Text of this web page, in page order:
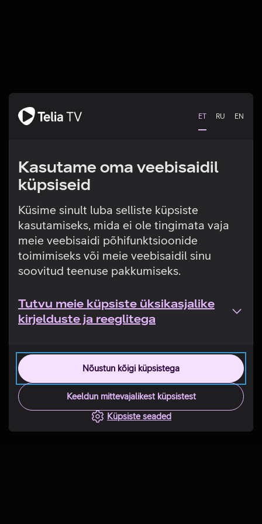
ET RU EN
Kasutame oma veebisaidil
küpsiseid
Küsime sinult luba selliste küpsiste
kasutamiseks, mida ei ole tingimata vaja
meie veebisaidi põhifunktsioonide
toimimiseks või meie veebisaidil sinu
soovitud teenuse pakkumiseks.
Tutvu meie küpsiste üksikasjalike
kirjelduste ja reeglitega
Nõustun kõigi küpsistega
Keeldun mittevajalikest küpsistest
Küpsiste seaded
Tehniline viga